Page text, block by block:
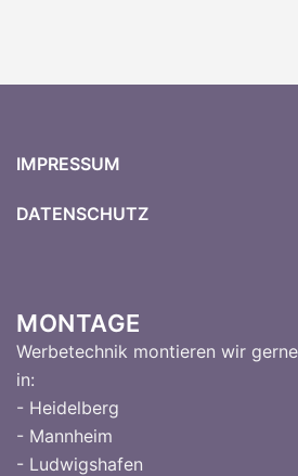
IMPRESSUM
DATENSCHUTZ
MONTAGE
Werbetechnik montieren wir
in:
- Heidelberg
- Mannheim
- Ludwigshafen